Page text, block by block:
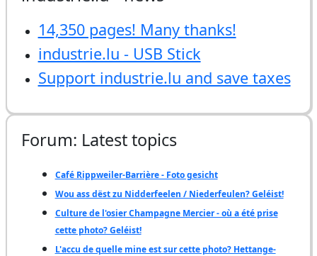
14,350 pages! Many thanks!
industrie.lu - USB Stick
Support industrie.lu and save taxes
Forum: Latest topics
Café Rippweiler-Barrière - Foto gesicht
Wou ass dëst zu Nidderfeelen / Niederfeulen? Geléist!
Culture de l'osier Champagne Mercier - où a été prise
cette photo? Geléist!
L'accu de quelle mine est sur cette photo? Hettange-